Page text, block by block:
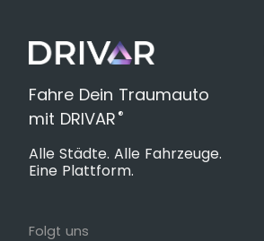
Fahre Dein Traumauto
mit DRIVAR ®
Alle Städte. Alle Fahrzeuge.
Eine Plattform.
Folgt uns